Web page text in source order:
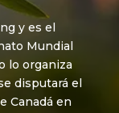
y es el
Mundial
lo organiza
disputará el
Canadá en